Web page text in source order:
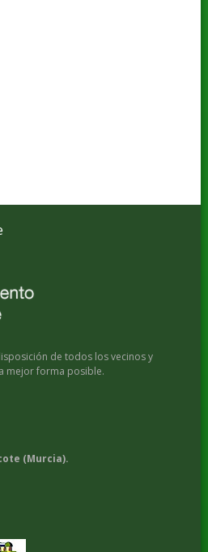
de todos los vecinos y
mejor forma posible.
(Murcia).